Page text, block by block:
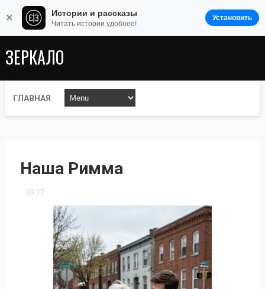
ЗЕРКАЛО
ГЛАВНАЯ
Наша Римма
05:17
× Истории и рассказы
Читать истории удобнее!
Установить